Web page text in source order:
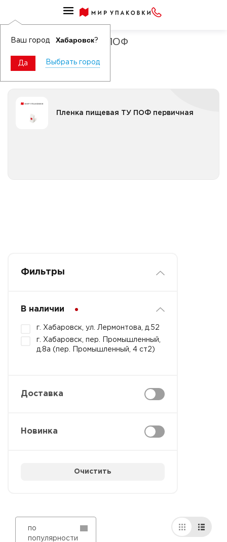
Ваш город Хабаровск?
Да Выбрать город
Пленка пищевая ТУ ПОФ
Пленка пищевая ТУ ПОФ первичная
Фильтры
В наличии
г. Хабаровск, ул. Лермонтова, д.52
г. Хабаровск, пер. Промышленный,
д.8а (пер. Промышленный, 4 ст2)
Доставка
Новинка
Очистить
по
популярности